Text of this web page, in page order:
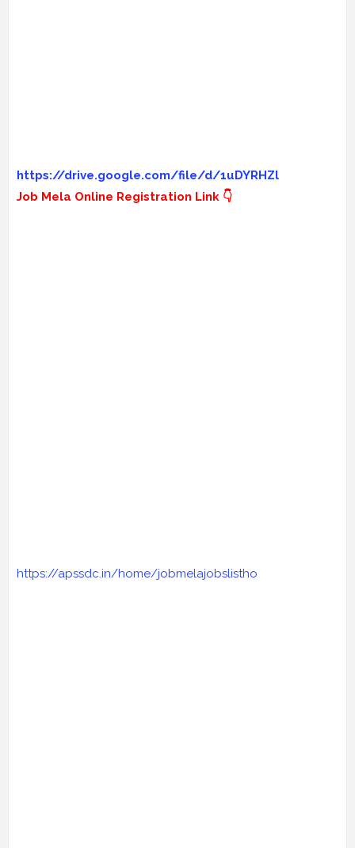
https://drive.google.com/file/d/1uDYRHZl
Job Mela Online Registration Link 👇
https://apssdc.in/home/jobmelajobslistho